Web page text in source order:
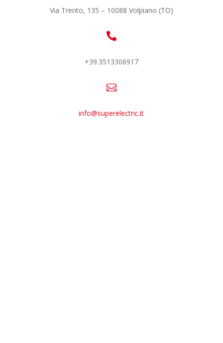
Via Trento, 135 – 10088 Volpiano (TO)

+39.3513306917

info@superelectric.it